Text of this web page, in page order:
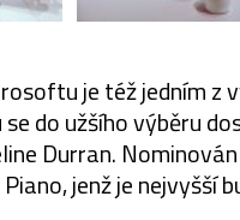
je též jedním z
do užšího výběru
Durran.
jenž je nejvyšší